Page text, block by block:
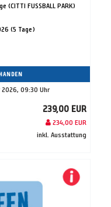
(CITTI FUSSBALL PARK)
(5 Tage)
2026, 09:30 Uhr
239,00 EUR
234,00 EUR
inkl. Ausstattung